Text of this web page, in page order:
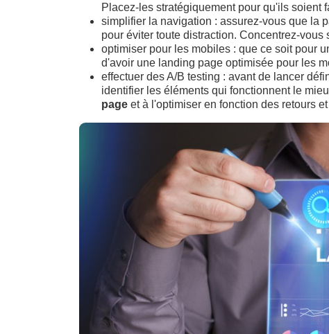
Placez-les stratégiquement pour qu'ils soient
simplifier la navigation : assurez-vous que la
pour éviter toute distraction. Concentrez-vous
optimiser pour les mobiles : que ce soit pour
d'avoir une landing page optimisée pour les
effectuer des A/B testing : avant de lancer
identifier les éléments qui fonctionnent le
page et à l'optimiser en fonction des retours